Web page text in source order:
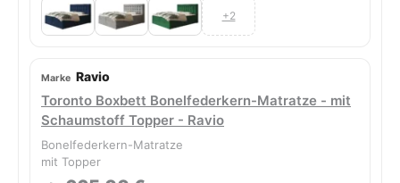
+2
Ravio
Toronto Boxbett Bonelfederkern-Matratze - mit
Schaumstoff Topper - Ravio
Bonelfederkern-Matratze
mit Topper